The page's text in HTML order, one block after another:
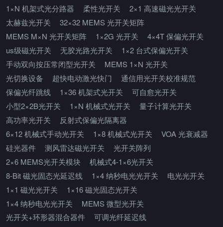
1×N 机架式光分路器
柔性光开关
2×1 高速磁光光开关
太赫兹光开关
32×32 MEMS 光开关矩阵
MEMS M×N 光开关矩阵
1×2G 光开关
4×4T 保偏光开关
us级磁光开关
无胶光路光开关
1×2 台式保偏光开关
手动双向按压常闭型光开关
MEMS 1×N 光开关
光切换设备
超快电动激光快门
通信用光开关校准规范
保偏光纤跳线
1×36 机架式光开关
可自愈光开关
小型2×2B光开关
1×N 机械式光开关
量子计算光开关
高功率光开关
反射式保偏光隔离器
6×12 机械式手动光开关
1×8 机械式光开关
VOA 光衰减器
硅光器件
测风雷达磁光开关
光开关阵列
2×6 MEMS光开关模块
机械式4-1×6光开关
8-Bit 磁光固态光延迟线
1×4 纳秒电光光开关
电光光开关
1×1 磁光光开关
1×16 磁光固态光开关
1×4 纳秒电光光开关
MEMS 微型光开关
光开关+环形器混合器件
可调光纤延迟线